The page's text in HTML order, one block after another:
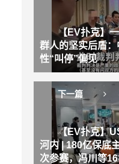
【EV扑克】
群人的坚实后盾
性“叫停”偏见
下一篇
【EV扑克】
河内 | 180亿保底
次参赛，冯川等